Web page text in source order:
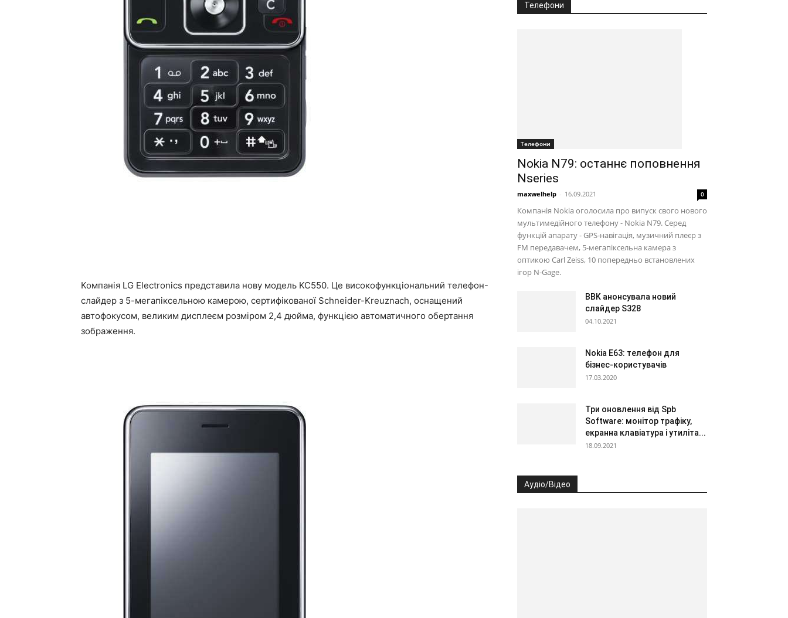
Компанія LG Electronics представила нову модель KC550. Це високофункціональний телефон-
слайдер з 5-мегапіксельною камерою, сертифікованої Schneider-Kreuznach, оснащений
автофокусом, великим дисплеєм розміром 2,4 дюйма, функцією автоматичного обертання
зображення.
Телефони
Телефони
Nokia N79: останнє поповнення
Nseries
maxwelhelp - 16.09.2021 0
Компанія Nokia оголосила про випуск свого нового
мультимедійного телефону - Nokia N79. Серед
функцій апарату - GPS-навігація, музичний плеєр з
FM передавачем, 5-мегапіксельна камера з
оптикою Carl Zeiss, 10 попередньо встановлених
ігор N-Gage.
BBK анонсувала новий
слайдер S328
04.10.2021
Nokia E63: телефон для
бізнес-користувачів
17.03.2020
Три оновлення від Spb
Software: монітор трафіку,
екранна клавіатура і утиліта...
18.09.2021
Аудіо/Відео